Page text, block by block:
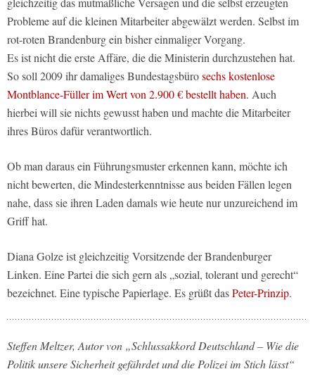
Probleme auf die kleinen Mitarbeiter abgewälzt werden. Selbst im
rot-roten Brandenburg ein bisher einmaliger Vorgang.
Es ist nicht die erste Affäre, die die Ministerin durchzustehen hat.
So soll 2009 ihr damaliges Bundestagsbürosechs kostenlose
Montblance-Füller im Wert von 2.900 € bestellt haben. Auch
hierbei will sie nichts gewusst haben und machte die Mitarbeiter
ihres Büros dafür verantwortlich.
Ob man daraus ein Führungsmuster erkennen kann, möchte ich
nicht bewerten, die Mindesterkenntnisse aus beiden Fällen legen
nahe, dass sie ihren Laden damals wie heute nur unzureichend im
Griff hat.
Diana Golze ist gleichzeitig Vorsitzende der Brandenburger
Linken. Eine Partei die sich gern als „sozial, tolerant und gerecht“
bezeichnet. Eine typische Papierlage. Es grüßt dasPeter-Prinzip.
Steffen Meltzer, Autor von „Schlussakkord Deutschland – Wie die
Politik unsere Sicherheit gefährdet und die Polizei im Stich lässt“